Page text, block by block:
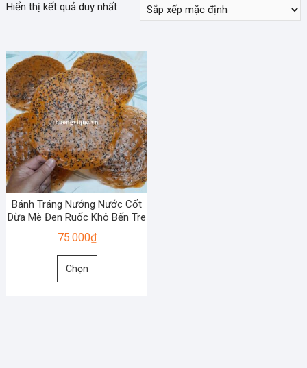
Hiển thị kết quả duy nhất
Bánh Tráng Nướng Nước Cốt
Dừa Mè Đen Ruốc Khô Bến Tre
75.000₫
Chọn
Sản